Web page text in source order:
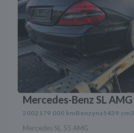
Mercedes-Benz SL AMG
2002 179 000 km Benzyna 5439 cm3
Mercedes SL 55 AMG